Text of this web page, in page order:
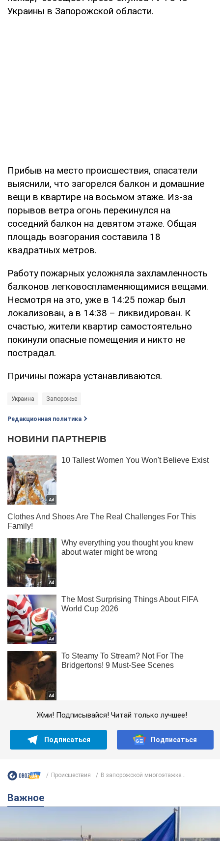
Украины в Запорожской области.
Прибыв на место происшествия, спасатели
выяснили, что загорелся балкон и домашние
вещи в квартире на восьмом этаже. Из-за
порывов ветра огонь перекинулся на
соседний балкон на девятом этаже. Общая
площадь возгорания составила 18
квадратных метров.
Работу пожарных усложняла захламленность
балконов легковоспламеняющимися вещами.
Несмотря на это, уже в 14:25 пожар был
локализован, а в 14:38 – ликвидирован. К
счастью, жители квартир самостоятельно
покинули опасные помещения и никто не
пострадал.
Причины пожара устанавливаются.
Украина Запорожье
Редакционная политика
Жми! Подписывайся! Читай только лучшее!
Подписаться Подписаться
Происшествия В запорожской многоэтажке...
Важное